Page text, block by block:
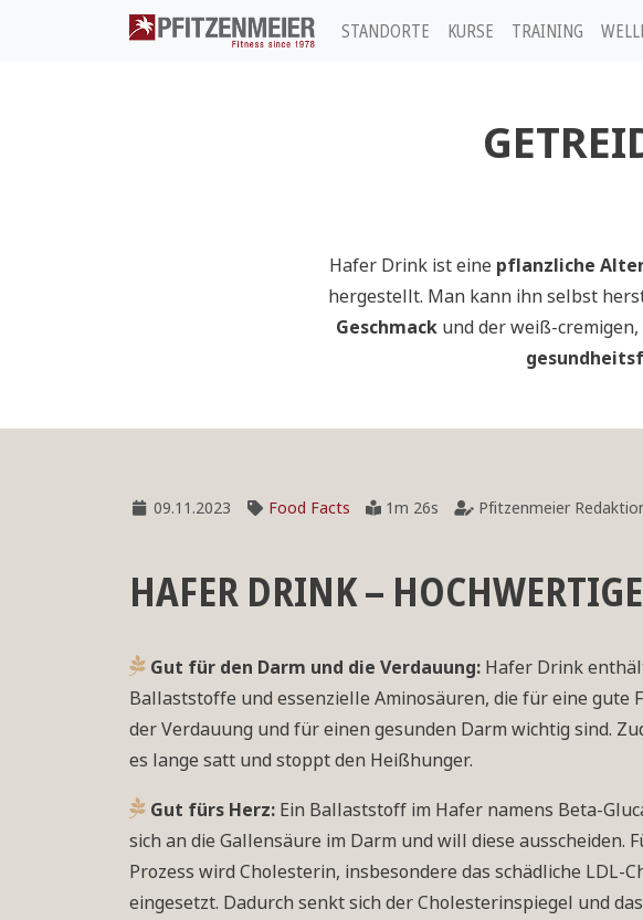
STANDORTE KURSE TRAINING
Hafer Drink ist eine pflanzliche
hergestellt. Man kann ihn selbst
Geschmack und der weiß-
09.11.2023 Food Facts 1m 26s Pfitzenmeier
HAFER DRINK –
Gut für den Darm und die Verdauung: Hafer Drink
Ballaststoffe und essenzielle Aminosäuren, die für eine gute
der Verdauung und für einen gesunden Darm wichtig sind.
es lange satt und stoppt den Heißhunger.
Gut fürs Herz: Ein Ballaststoff im Hafer namens Beta-
sich an die Gallensäure im Darm und will diese ausscheiden.
Prozess wird Cholesterin, insbesondere das schädliche LDL-
eingesetzt. Dadurch senkt sich der Cholesterinspiegel und